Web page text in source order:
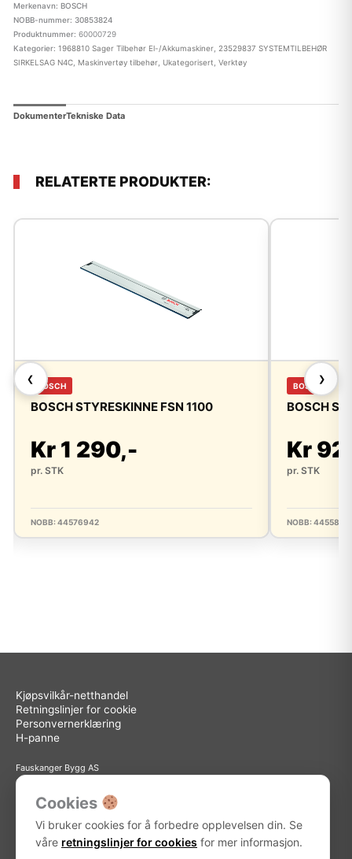
Merkenavn: BOSCH
NOBB-nummer: 30853824
Produktnummer: 60000729
Kategorier: 1968810 Sager Tilbehør El-/Akkumaskiner, 23529837 SYSTEMTILBEHØR
SIRKELSAG N4C, Maskinvertøy tilbehør, Ukategorisert Verktøy
DokumenterTekniske Data
RELATERTE PRODUKTER:
❮
BOSCH
BOSCH STYRESKINNE FSN 1100
Kr 1 290,-
pr. STK
NOBB: 44576942
BOSCH
BOSCH
Kr
pr. STK
NOBB:
❯
Kjøpsvilkår-netthandel
Retningslinjer for cookie
Personvernerklæring
H-panne
Fauskanger Bygg AS
Org.nr: 936 558 585
Sted: Askøy
Adresse: Storebotn 15, 5309 Kleppestø
Telefon: 56 15 15 30
E-post: info@fauskanger.byggern.no
Cookies
Vi bruker cookies for å forbedre opplevelsen din. Se
våre retningslinjer for cookies for mer informasjon.